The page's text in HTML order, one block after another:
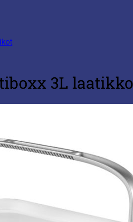
3L laatikko